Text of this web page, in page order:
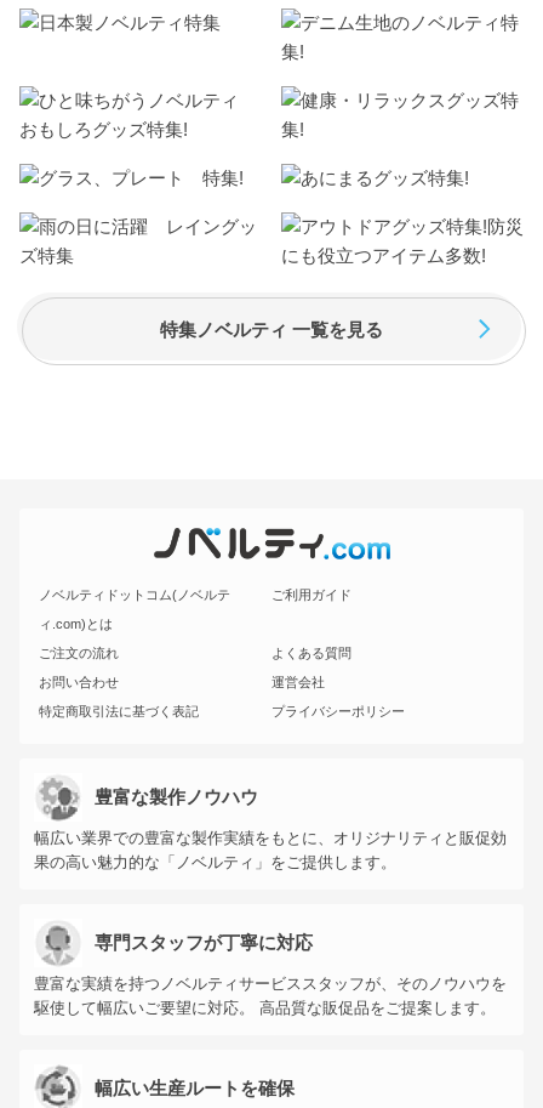
特集ノベルティ 一覧を見る
ノベルティドットコム(ノベルテ
ィ.com)とは
ご利用ガイド
ご注文の流れ
よくある質問
お問い合わせ
運営会社
特定商取引法に基づく表記
プライバシーポリシー
豊富な製作ノウハウ
幅広い業界での豊富な製作実績をもとに、オリジナリティと販促効
果の高い魅力的な「ノベルティ」をご提供します。
専門スタッフが丁寧に対応
豊富な実績を持つノベルティサービススタッフが、そのノウハウを
駆使して幅広いご要望に対応。 高品質な販促品をご提案します。
幅広い生産ルートを確保